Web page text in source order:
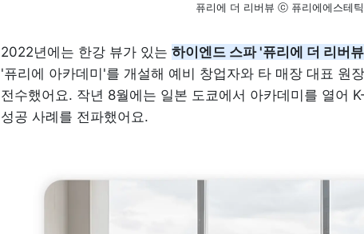
퓨리에 더 리버뷰 ⓒ 퓨리에에스테틱
2022년에는 한강 뷰가 있는 하이엔드 스파 '퓨리에 더 리버
'퓨리에 아카데미'를 개설해 예비 창업자와 타 매장 대표 원
전수했어요. 작년 8월에는 일본 도쿄에서 아카데미를 열어
성공 사례를 전파했어요.